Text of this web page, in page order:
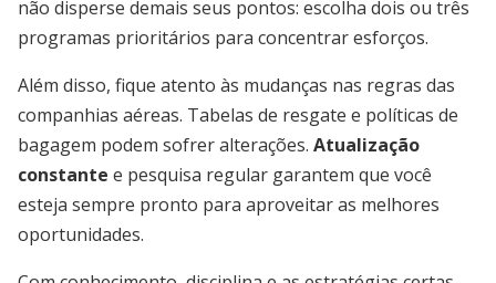
não disperse demais seus pontos: escolha dois ou três
programas prioritários para concentrar esforços.
Além disso, fique atento às mudanças nas regras das
companhias aéreas. Tabelas de resgate e políticas de
bagagem podem sofrer alterações. Atualização
constante e pesquisa regular garantem que você
esteja sempre pronto para aproveitar as melhores
oportunidades.